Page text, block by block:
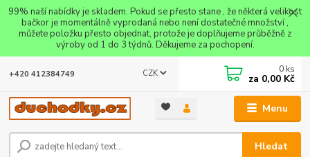
99% naší nabídky je skladem. Pokud se přesto stane , že některá velikost
bačkor je momentálně vyprodaná nebo není dostatečné množství ,
můžete položku přesto objednat, protože je doplňujeme průběžně z
výroby od 1 do 3 týdnů. Děkujeme za pochopení.
Menu
CZK
Hledat
+420 412384749 0 ks
za 0,00 Kč